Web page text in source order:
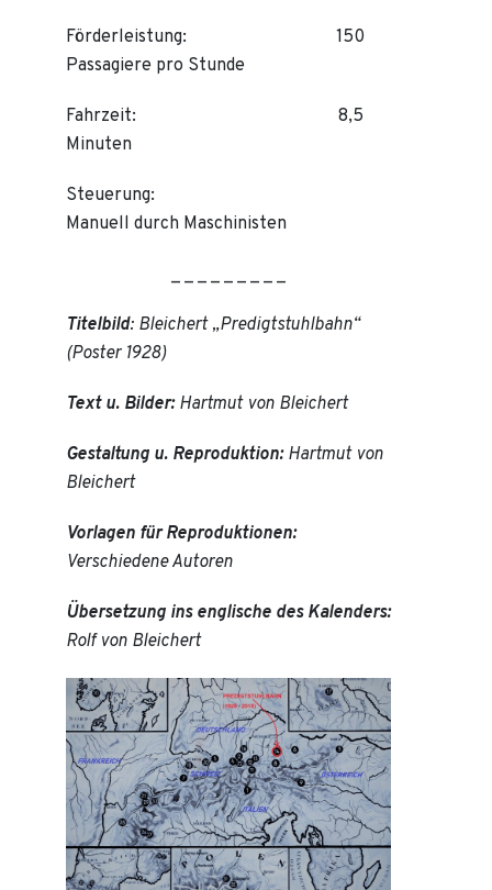
Förderleistung: 150
Passagiere pro Stunde
Fahrzeit: 8,5
Minuten
Steuerung:
Manuell durch Maschinisten
Titelbild: Bleichert „Predigtstuhlbahn“
(Poster 1928)
Text u. Bilder: Hartmut von Bleichert
Gestaltung u. Reproduktion:Hartmut von
Bleichert
Vorlagen für Reproduktionen:
Verschiedene Autoren
Übersetzung ins englische des Kalenders:
Rolf von Bleichert